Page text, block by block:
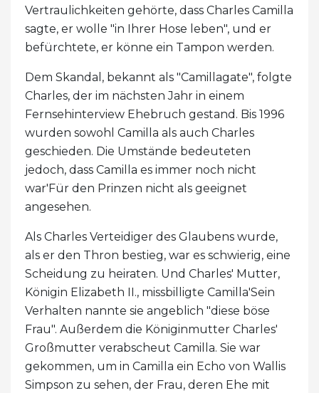
Vertraulichkeiten gehörte, dass Charles Camilla
sagte, er wolle "in Ihrer Hose leben", und er
befürchtete, er könne ein Tampon werden.
Dem Skandal, bekannt als "Camillagate", folgte
Charles, der im nächsten Jahr in einem
Fernsehinterview Ehebruch gestand. Bis 1996
wurden sowohl Camilla als auch Charles
geschieden. Die Umstände bedeuteten
jedoch, dass Camilla es immer noch nicht
war'Für den Prinzen nicht als geeignet
angesehen.
Als Charles Verteidiger des Glaubens wurde,
als er den Thron bestieg, war es schwierig, eine
Scheidung zu heiraten. Und Charles' Mutter,
Königin Elizabeth II., missbilligte Camilla'Sein
Verhalten nannte sie angeblich "diese böse
Frau". Außerdem die Königinmutter Charles'
Großmutter verabscheut Camilla. Sie war
gekommen, um in Camilla ein Echo von Wallis
Simpson zu sehen, der Frau, deren Ehe mit